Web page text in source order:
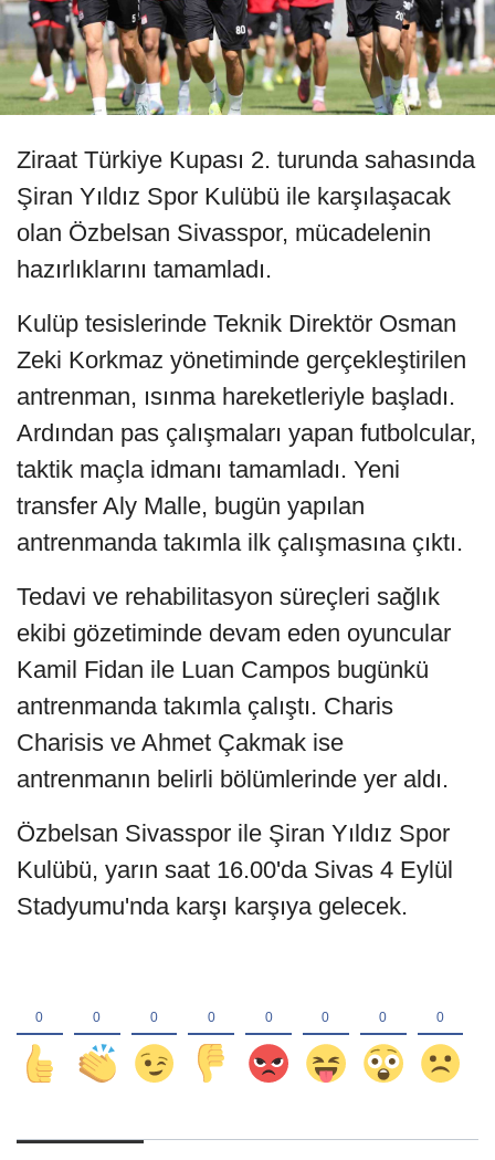
Ziraat Türkiye Kupası 2. turunda sahasında
Şiran Yıldız Spor Kulübü ile karşılaşacak
olan Özbelsan Sivasspor, mücadelenin
hazırlıklarını tamamladı.
Kulüp tesislerinde Teknik Direktör Osman
Zeki Korkmaz yönetiminde gerçekleştirilen
antrenman, ısınma hareketleriyle başladı.
Ardından pas çalışmaları yapan futbolcular,
taktik maçla idmanı tamamladı. Yeni
transfer Aly Malle, bugün yapılan
antrenmanda takımla ilk çalışmasına çıktı.
Tedavi ve rehabilitasyon süreçleri sağlık
ekibi gözetiminde devam eden oyuncular
Kamil Fidan ile Luan Campos bugünkü
antrenmanda takımla çalıştı. Charis
Charisis ve Ahmet Çakmak ise
antrenmanın belirli bölümlerinde yer aldı.
Özbelsan Sivasspor ile Şiran Yıldız Spor
Kulübü, yarın saat 16.00'da Sivas 4 Eylül
Stadyumu'nda karşı karşıya gelecek.